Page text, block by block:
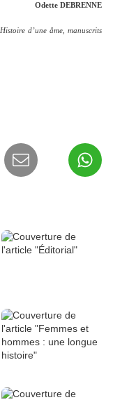
Odette DEBRENNE
Histoire d’une âme, manuscrits